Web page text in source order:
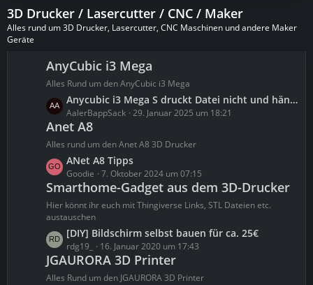
t
r
g
e
t
e
e
t
r
ä
g
e
3D Drucker / Lasercutter / CNC / Maker
Alles rund um 3D Drucker, Lasercutter, CNC Maschinen und andere Maker
Geräte
AnyCubic i3 Mega
Alles Rund um den AnyCubic i3 Mega
L
e
t
z
e
B
i
r
ä
g
e
Anycubic i3 Mega S druckt Datei nicht und hängt sich auf
AalerBappSack 29. Januar 2025 um 18:21
Anet A8
Alles rund um den Anet A8 3D Drucker
L
e
t
z
t
e
B
e
i
ANet A8 Tipps
Goodie 7. Oktober 2024 um 07:15
Smarthome-Gadget aus dem 3D-Drucker
Hier könnt ihr euch mit Thingiverse Links, STL Dateien etc.
austauschen
L
e
z
[DIY] Bildschirm selbst bauen für ca. 25€
rdg19_ 16. Januar 2020 um 17:43
JGAURORA 3D Printer
Alles Rund um den JGAURORA 3D Printer